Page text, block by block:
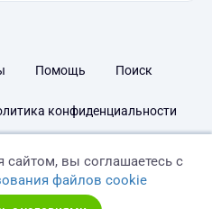
Помощь Поиск
конфиденциальности
сайтом, вы соглашаетесь с
файлов cookie